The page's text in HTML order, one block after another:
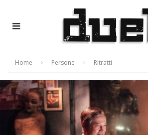
Home Persone Ritratti